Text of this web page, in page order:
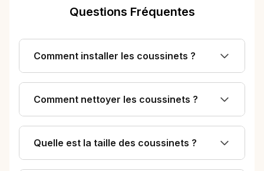
même qualité que
Questions Fréquentes
Comment installer les coussinets ?
Comment nettoyer les coussinets ?
Quelle est la taille des coussinets ?